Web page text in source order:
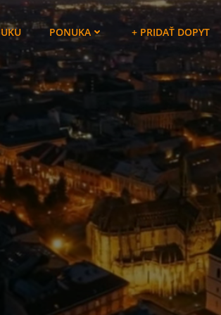
PONUKA + PRIDAŤ DOPYT